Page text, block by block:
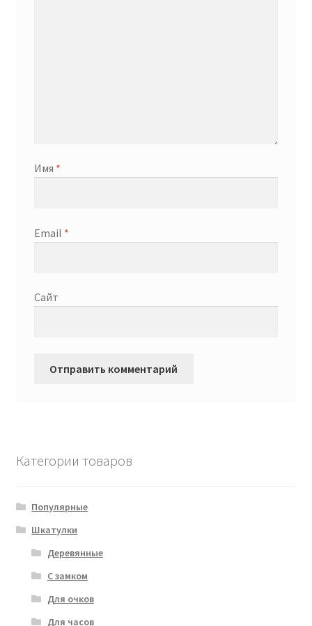
Имя *
Email *
Сайт
Категории товаров
Популярные
Шкатулки
Деревянные
С замком
Для очков
Для часов